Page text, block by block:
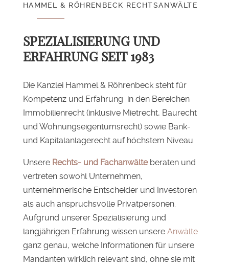
HAMMEL & RÖHRENBECK RECHTSANWÄLTE
SPEZIALISIERUNG UND
ERFAHRUNG SEIT 1983
Die Kanzlei Hammel & Röhrenbeck steht für
Kompetenz und Erfahrung in den Bereichen
Immobilienrecht (inklusive Mietrecht, Baurecht
und Wohnungseigentumsrecht) sowie Bank-
und Kapitalanlagerecht auf höchstem Niveau.
Unsere Rechts- und Fachanwälte beraten und
vertreten sowohl Unternehmen,
unternehmerische Entscheider und Investoren
als auch anspruchsvolle Privatpersonen.
Aufgrund unserer Spezialisierung und
langjährigen Erfahrung wissen unsere Anwälte
ganz genau, welche Informationen für unsere
Mandanten wirklich relevant sind, ohne sie mit